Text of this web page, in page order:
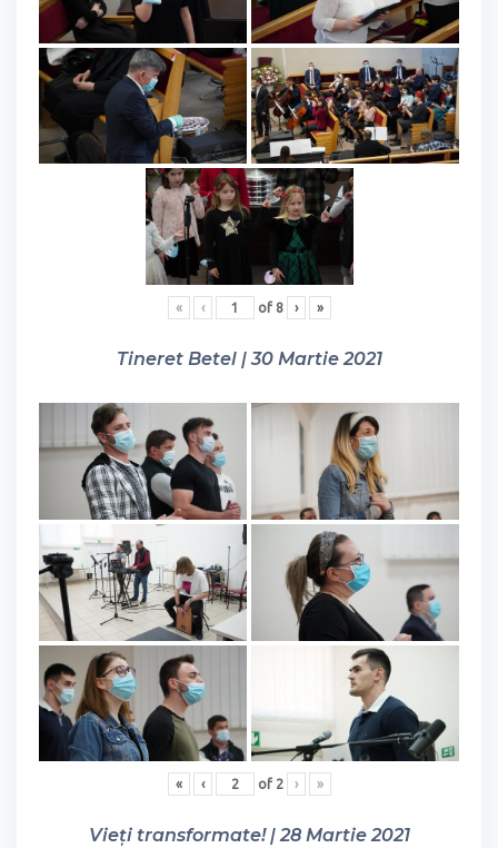
« ‹ of 8 › »
Tineret Betel | 30 Martie 2021
« ‹ of 2 › »
Vieți transformate! | 28 Martie 2021